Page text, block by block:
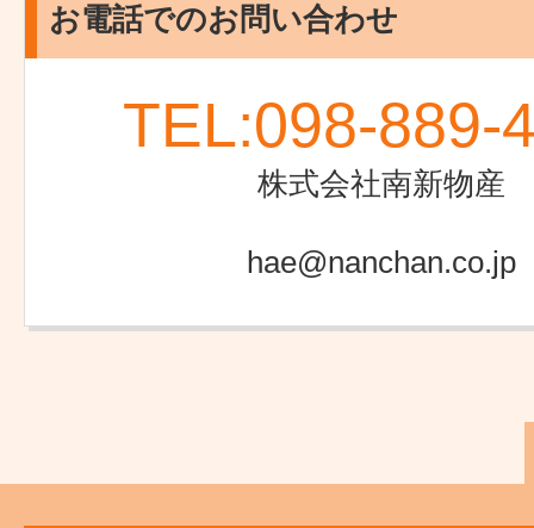
お電話でのお問い合わせ
TEL:098-889-
株式会社南新物産
hae@nanchan.co.jp